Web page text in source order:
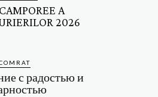
A
2026
с радостью и